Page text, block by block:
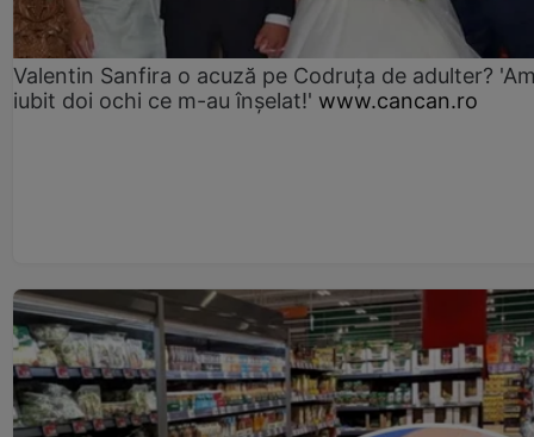
Valentin Sanfira o acuză pe Codruța de adulter?
iubit doi ochi ce m-au înșelat!' www.cancan.ro